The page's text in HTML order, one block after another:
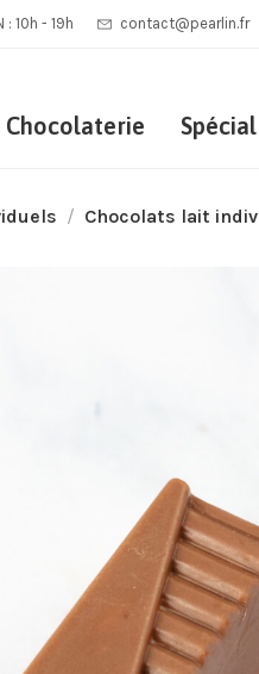
: 10h - 19h contact@pearlin.fr
Chocolaterie
Chocolats lait